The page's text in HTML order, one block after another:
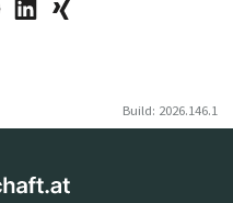
Build: 2026.146.1